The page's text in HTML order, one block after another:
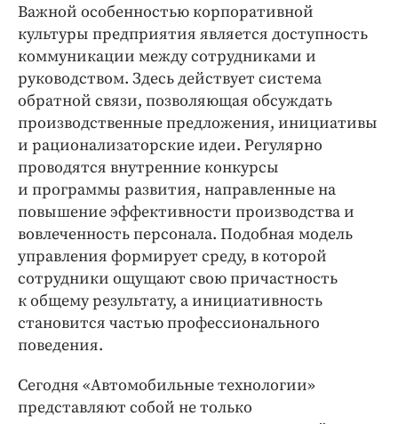
Важной особенностью корпоративной
культуры предприятия является доступность
коммуникации между сотрудниками и
руководством. Здесь действует система
обратной связи, позволяющая обсуждать
производственные предложения, инициативы
и рационализаторские идеи. Регулярно
проводятся внутренние конкурсы
и программы развития, направленные на
повышение эффективности производства и
вовлеченность персонала. Подобная модель
управления формирует среду, в которой
сотрудники ощущают свою причастность
к общему результату, а инициативность
становится частью профессионального
поведения.
Сегодня «Автомобильные технологии»
представляют собой не только